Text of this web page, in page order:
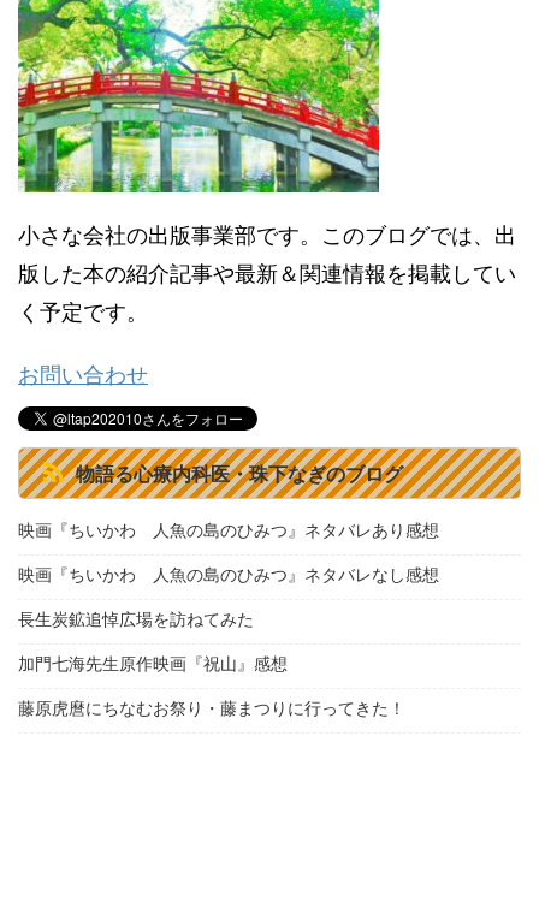
小さな会社の出版事業部です。このブログでは、出
版した本の紹介記事や最新＆関連情報を掲載してい
く予定です。
お問い合わせ
物語る心療内科医・珠下なぎのブログ
映画『ちいかわ 人魚の島のひみつ』ネタバレあり感想
映画『ちいかわ 人魚の島のひみつ』ネタバレなし感想
長生炭鉱追悼広場を訪ねてみた
加門七海先生原作映画『祝山』感想
藤原虎麿にちなむお祭り・藤まつりに行ってきた！